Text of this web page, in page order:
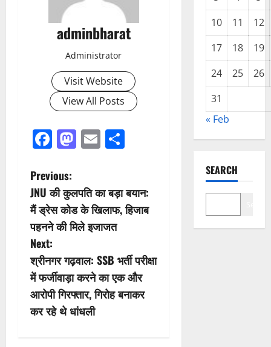
adminbharat
Administrator
Visit Website
View All Posts
Facebook
Mastodon
Email
P
o
s
t
n
a
Previous:
JNU की कुलपति का बड़ा बयान:
मैं ड्रेस कोड के खिलाफ, हिजाब
पहनने की मिले इजाजत
Next:
श्रीनगर गढ़वाल: SSB भर्ती परीक्षा
में फर्जीवाड़ा करने का एक और
आरोपी गिरफ्तार, गिरोह बनाकर
कर रहे थे धांधली
10
11
12
17
18
19
24
25
26
31
« Feb
SEARCH